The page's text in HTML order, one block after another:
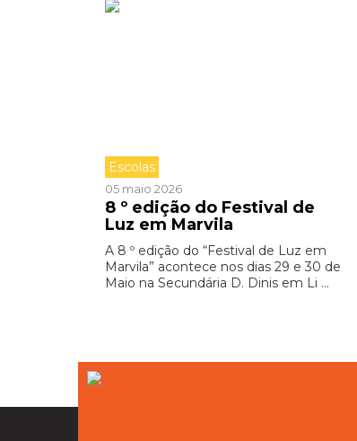
Escolas
05 maio 2026
8 º edição do Festival de
Luz em Marvila
A 8 º edição do “Festival de Luz em
Marvila” acontece nos dias 29 e 30 de
Maio na Secundária D. Dinis em Li ...